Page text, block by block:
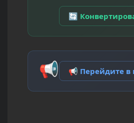
🔄
📢 📢 Перейдите